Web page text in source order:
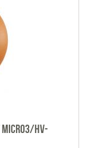
Micro3/HV-